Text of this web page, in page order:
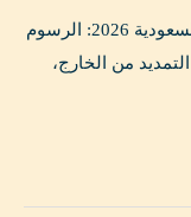
دليلك الكامل لتأشيرة الخروج والعودة في السعودية 2026: الرسوم
من الخارج،